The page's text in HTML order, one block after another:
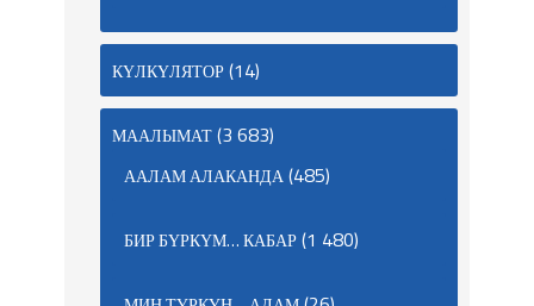
КҮЛКҮЛЯТОР(14)
МААЛЫМАТ(3 683)
ААЛАМ АЛАКАНДА(485)
БИР БҮРКҮМ… КАБАР(1 480)